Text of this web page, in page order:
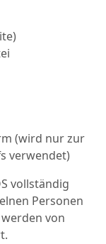
(wird nur zur
verwendet)
vollständig
Personen
von